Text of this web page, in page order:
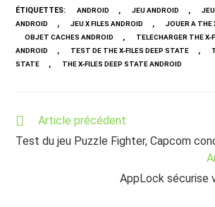
ÉTIQUETTES: ANDROID , JEU ANDROID ,
ANDROID
, JEU X FILES ANDROID , JOUER A THE
OBJET CACHES ANDROID ,
TELECHARGER THE X-
ANDROID
, TEST DE THE X-FILES DEEP STATE ,
STATE
, THE X-FILES DEEP STATE ANDROID
Read
articles
Article précédent
Test du jeu Puzzle Fighter, Capcom
AppLock sécurise